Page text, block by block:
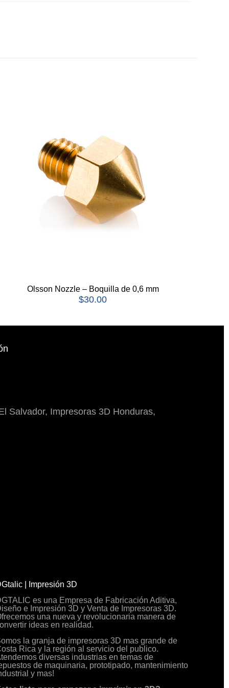
Olsson Nozzle – Boquilla de 0,6 mm
$30.00
Salvador, Impresoras 3D Honduras,
| Impresión 3D
es una Empresa de Fabricación Aditiva,
e Impresión 3D y Venta de Impresoras 3D.
una nueva y revolucionaria manera de
ideas en realidad.
la granja de impresoras 3D mas grande de
Rica y la región al servicio del publico.
diversas industrias en temas de
de maquinaria, prototipado, mantenimiento
y mas!